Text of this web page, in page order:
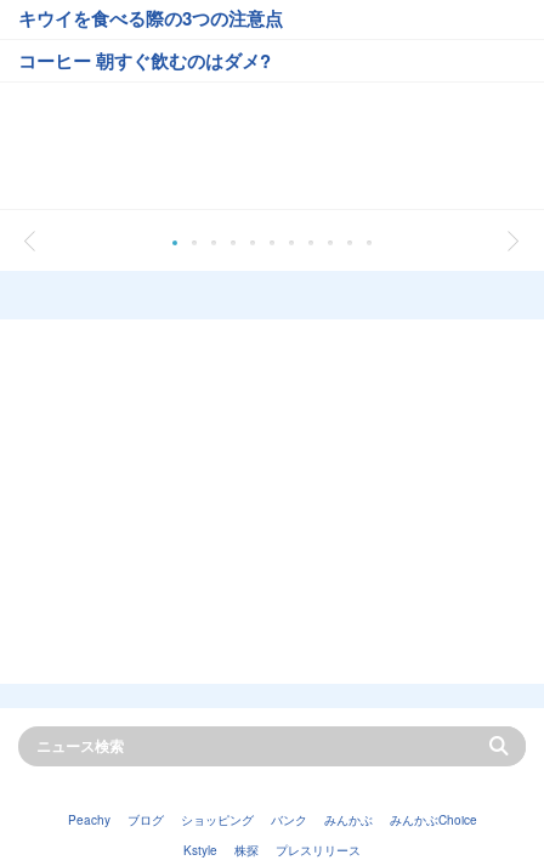
キウイを食べる際の3つの注意点
コーヒー 朝すぐ飲むのはダメ?
Peachy ブログ ショッピング バンク みんかぶ
みんかぶChoice
Kstyle
株探 プレスリリース